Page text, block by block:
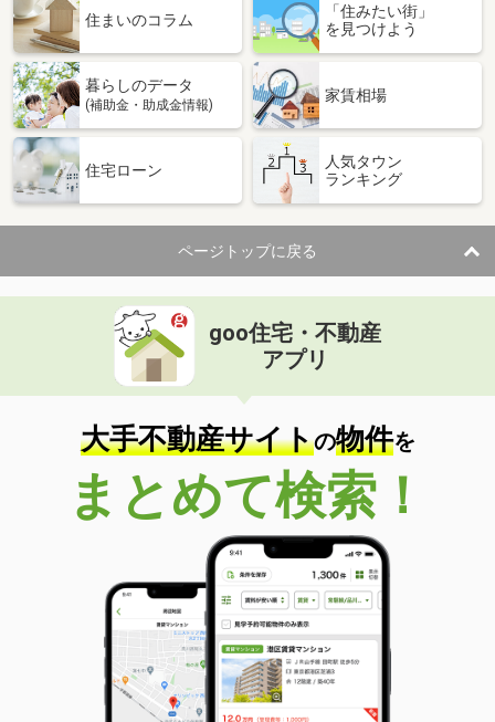
住まいのコラム
「住みたい街」
を見つけよう
暮らしのデータ
(補助金・助成金情報)
家賃相場
住宅ローン
人気タウン
ランキング
ページトップに戻る
goo住宅・不動産
アプリ
大手不動産サイトの物件を
まとめて検索！